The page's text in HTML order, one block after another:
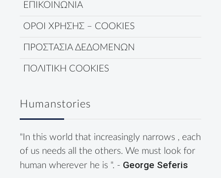
ΕΠΙΚΟΙΝΩΝΙΑ
ΟΡΟΙ ΧΡΗΣΗΣ – COOKIES
ΠΡΟΣΤΑΣΙΑ ΔΕΔΟΜΕΝΩΝ
ΠΟΛΙΤΙΚΗ COOKIES
Humanstories
"In this world that increasingly narrows , each
of us needs all the others. We must look for
human wherever he is ". - George Seferis